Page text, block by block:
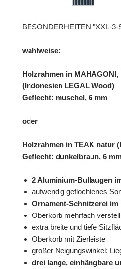
BESONDERHEITEN "XXL-3-
wahlweise:
Holzrahmen in
(Indonesien LEGAL Wood)
Geflecht: muschel, 6 mm
oder
Holzrahmen in TEAK natur
Geflecht: dunkelbraun, 6 mm
2 Aluminium-Bullaugen
aufwendig geflochtenes
Ornament-Schnitzerei im
Oberkorb mehrfach
extra breite und tiefe
Oberkorb mit Zierleiste
großer Neigungswinkel;
drei lange, einhängbare